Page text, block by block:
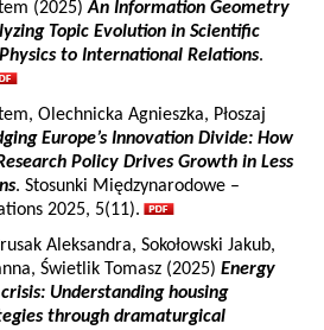
(2025)An Information Geometry
Topic Evolution in Scientific
to International Relations.
Olechnicka Agnieszka, Płoszaj
Europe’s Innovation Divide: How
Policy Drives Growth in Less
. Stosunki Międzynarodowe –
2025, 5(11).
Aleksandra, Sokołowski Jakub,
Świetlik Tomasz (2025) Energy
Understanding housing
through dramaturgical